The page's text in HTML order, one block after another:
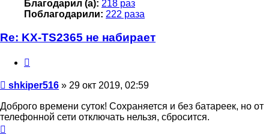
Благодарил (а): 218 раз
Поблагодарили: 222 раза
Re: KX-TS2365 не набирает
Сообщение
shkiper516 » 29 окт 2019, 02:59
Доброго времени суток! Сохраняется и без батареек, но от
телефонной сети отключать нельзя, сбросится.